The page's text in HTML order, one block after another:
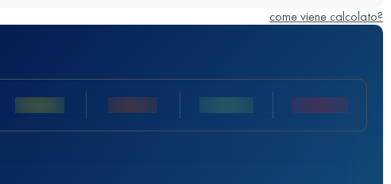
come viene calcolato?